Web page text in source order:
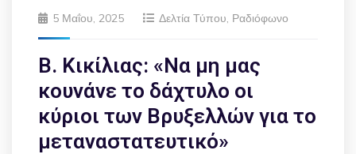
5 Μαΐου, 2025 Δελτία Τύπου, Ραδιόφωνο
Β. Κικίλιας: «Να μη μας
κουνάνε το δάχτυλο οι
κύριοι των Βρυξελλών για το
μεταναστατευτικό»